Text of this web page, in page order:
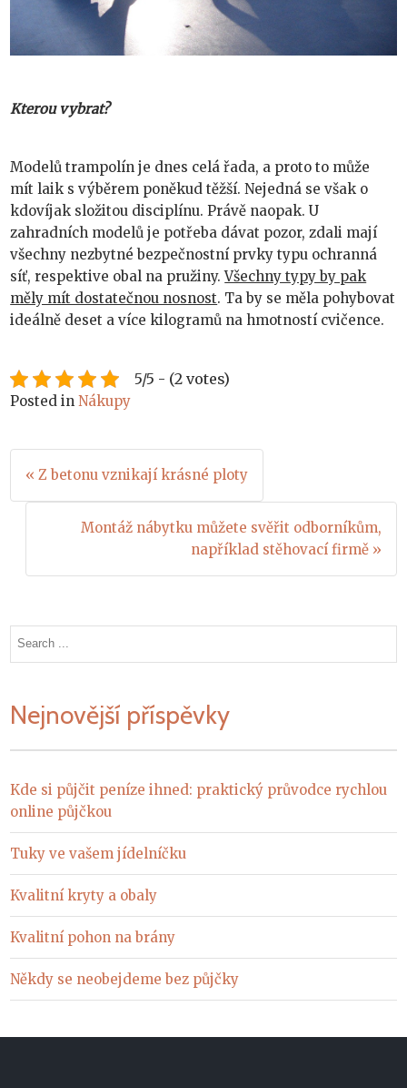
Kterou vybrat?
Modelů trampolín je dnes celá řada, a proto to může
mít laik s výběrem poněkud těžší. Nejedná se však o
kdovíjak složitou disciplínu. Právě naopak. U
zahradních modelů je potřeba dávat pozor, zdali mají
všechny nezbytné bezpečnostní prvky typu ochranná
síť, respektive obal na pružiny.Všechny typy by pak
měly mít dostatečnou nosnost. Ta by se měla pohybovat
ideálně deset a více kilogramů na hmotností cvičence.
5/5 - (2 votes)
Posted inNákupy
Navigace
pro
« Z betonu vznikají krásné ploty
Montáž nábytku můžete svěřit odborníkům,
například stěhovací firmě »
Search
Nejnovější příspěvky
Kde si půjčit peníze ihned: praktický průvodce rychlou
online půjčkou
Tuky ve vašem jídelníčku
Kvalitní kryty a obaly
Kvalitní pohon na brány
Někdy se neobejdeme bez půjčky